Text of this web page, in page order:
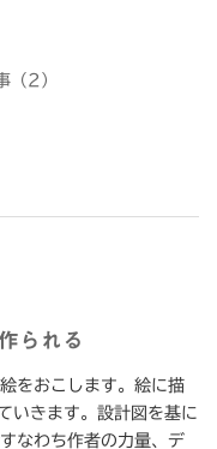
（2）
られる
をおこします。絵に描
いきます。設計図を基に
なわち作者の力量、デ